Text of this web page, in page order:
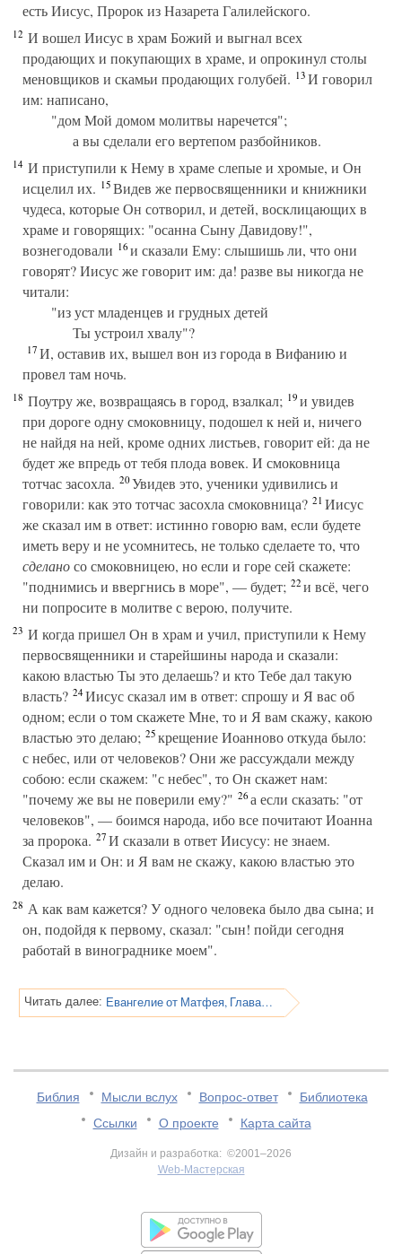
есть Иисус, Пророк из Назарета Галилейского.
12 И вошел Иисус в храм Божий и выгнал всех
продающих и покупающих в храме, и опрокинул столы
меновщиков и скамьи продающих голубей. 13И говорил
им: написано,
"дом Мой домом молитвы наречется";
а вы сделали его вертепом разбойников.
14 И приступили к Нему в храме слепые и хромые, и Он
исцелил их. 15Видев же первосвященники и книжники
чудеса, которые Он сотворил, и детей, восклицающих в
храме и говорящих: "осанна Сыну Давидову!",
вознегодовали 16и сказали Ему: слышишь ли, что они
говорят? Иисус же говорит им: да! разве вы никогда не
читали:
"из уст младенцев и грудных детей
Ты устроил хвалу"?
17И, оставив их, вышел вон из города в Вифанию и
провел там ночь.
18 Поутру же, возвращаясь в город, взалкал; 19и увидев
при дороге одну смоковницу, подошел к ней и, ничего
не найдя на ней, кроме одних листьев, говорит ей: да не
будет же впредь от тебя плода вовек. И смоковница
тотчас засохла. 20Увидев это, ученики удивились и
говорили: как это тотчас засохла смоковница? 21Иисус
же сказал им в ответ: истинно говорю вам, если будете
иметь веру и не усомнитесь, не только сделаете то, что
сделаносо смоковницею, но если и горе сей скажете:
"поднимись и ввергнись в море", — будет; 22и всё, чего
ни попросите в молитве с верою, получите.
23 И когда пришел Он в храм и учил, приступили к Нему
первосвященники и старейшины народа и сказали:
какою властью Ты это делаешь? и кто Тебе дал такую
власть? 24Иисус сказал им в ответ: спрошу и Я вас об
одном; если о том скажете Мне, то и Я вам скажу, какою
властью это делаю; 25крещение Иоанново откуда было:
с небес, или от человеков? Они же рассуждали между
собою: если скажем: "с небес", то Он скажет нам:
"почему же вы не поверили ему?" 26а если сказать: "от
человеков", — боимся народа, ибо все почитают Иоанна
за пророка. 27И сказали в ответ Иисусу: не знаем.
Сказал им и Он: и Я вам не скажу, какою властью это
делаю.
28 А как вам кажется? У одного человека было два сына; и
он, подойдя к первому, сказал: "сын! пойди сегодня
работай в винограднике моем".
Читать далее: Евангелие от Матфея, Глава 21
Библия Мысли вслух Вопрос-ответ
Библиотека
Ссылки
О проекте Карта сайта
Дизайн и разработка: ©2001–2026
Web-Мастерская